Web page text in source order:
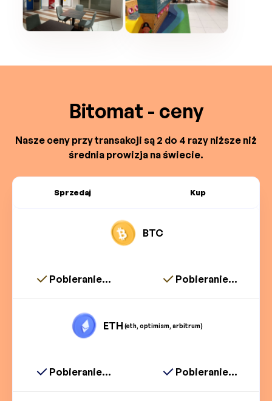
Bitomat - ceny
Nasze ceny przy transakcji są 2 do 4 razy niższe niż
średnia prowizja na świecie.
Sprzedaj Kup
BTC
Pobieranie... Pobieranie...
ETH (eth, optimism, arbitrum)
Pobieranie... Pobieranie...